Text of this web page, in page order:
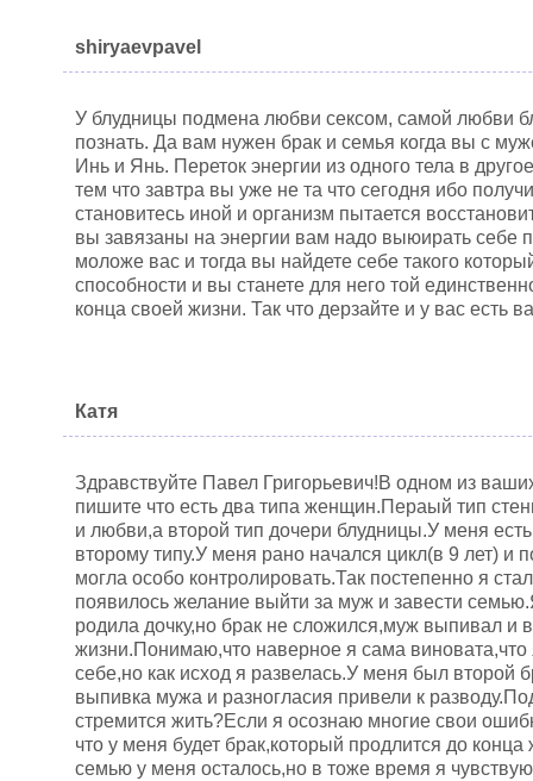
shiryaevpavel
У блудницы подмена любви сексом, самой любви
познать. Да вам нужен брак и семья когда вы с
Инь и Янь. Переток энергии из одного тела в
тем что завтра вы уже не та что сегодня ибо
становитесь иной и организм пытается
вы завязаны на энергии вам надо выюирать себе
моложе вас и тогда вы найдете себе такого
способности и вы станете для него той
конца своей жизни. Так что дерзайте и у вас есть
Катя
Здравствуйте Павел Григорьевич!В одном из
пишите что есть два типа женщин.Пераый тип
и любви,а второй тип дочери блудницы.У меня
второму типу.У меня рано начался цикл(в 9 лет) и
могла особо контролировать.Так постепенно я
появилось желание выйти за муж и завести
родила дочку,но брак не сложился,муж выпивал и
жизни.Понимаю,что наверное я сама виновата,что
себе,но как исход я развелась.У меня был второй
выпивка мужа и разногласия привели к
стремится жить?Если я осознаю многие свои
что у меня будет брак,который продлится до
семью у меня осталось,но в тоже время я